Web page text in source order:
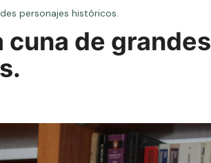
personajes históricos.
cuna de grandes